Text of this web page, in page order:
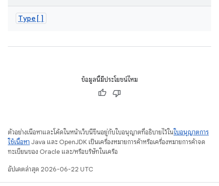
Type[]
ข้อมูลนี้มีประโยชน์ไหม
ตัวอย่างเนื้อหาและโค้ดในหน้าเว็บนี้ขึ้นอยู่กับใบอนุญาตที่อธิบายไว้ในใบอนุญาตการ
ใช้เนื้อหา Java และ OpenJDK เป็นเครื่องหมายการค้าหรือเครื่องหมายการค้าจด
ทะเบียนของ Oracle และ/หรือบริษัทในเครือ
อัปเดตล่าสุด 2026-06-22 UTC